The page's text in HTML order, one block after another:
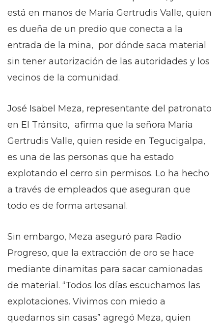
está en manos de María Gertrudis Valle, quien
es dueña de un predio que conecta a la
entrada de la mina, por dónde saca material
sin tener autorización de las autoridades y los
vecinos de la comunidad.
José Isabel Meza, representante del patronato
en El Tránsito, afirma que la señora María
Gertrudis Valle, quien reside en Tegucigalpa,
es una de las personas que ha estado
explotando el cerro sin permisos. Lo ha hecho
a través de empleados que aseguran que
todo es de forma artesanal.
Sin embargo, Meza aseguró para Radio
Progreso, que la extracción de oro se hace
mediante dinamitas para sacar camionadas
de material. “Todos los días escuchamos las
explotaciones. Vivimos con miedo a
quedarnos sin casas” agregó Meza, quien